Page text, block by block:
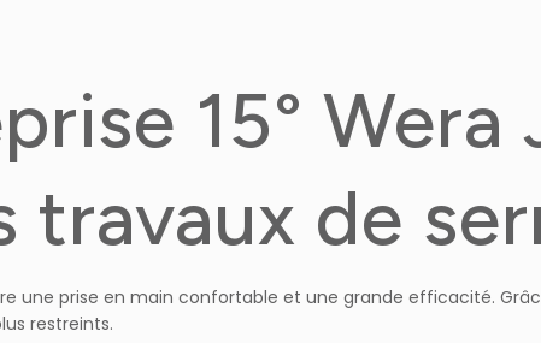
15° Wera
travaux de
une prise en main confortable et une grande efficacité.
restreints.